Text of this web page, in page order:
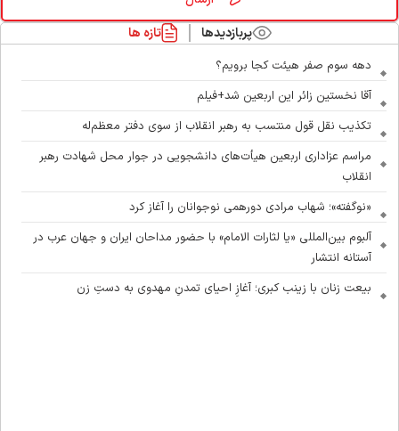
پربازدیدها تازه ها
دهه سوم صفر هیئت کجا برویم؟
آقا نخستین زائر این اربعین شد+فیلم
تکذیب نقل قول منتسب به رهبر انقلاب از سوی دفتر معظم‌له
مراسم عزاداری اربعین هیأت‌های دانشجویی در جوار محل شهادت رهبر
انقلاب
«نوگفته»؛ شهاب مرادی دورهمی نوجوانان را آغاز کرد
آلبوم بین‌المللی «یا لثارات الامام» با حضور مداحان ایران و جهان عرب در
آستانه انتشار
بیعت زنان با زینب کبری؛ آغازِ احیای تمدنِ مهدوی به دستِ زن